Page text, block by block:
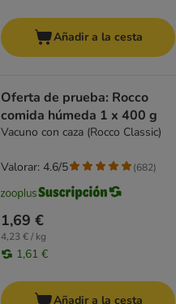
Añadir a la cesta
Oferta de prueba: Rocco
comida húmeda 1 x 400 g
Vacuno con caza (Rocco Classic)
1,69 €
4,23 € / kg
1,61 €
Valorar: 4.6/5 (682)
Añadir a la cesta